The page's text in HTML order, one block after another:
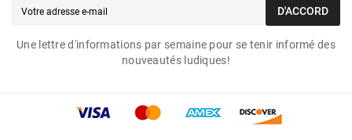
D'ACCORD
Une lettre d'informations par semaine pour se tenir informé des
nouveautés ludiques!